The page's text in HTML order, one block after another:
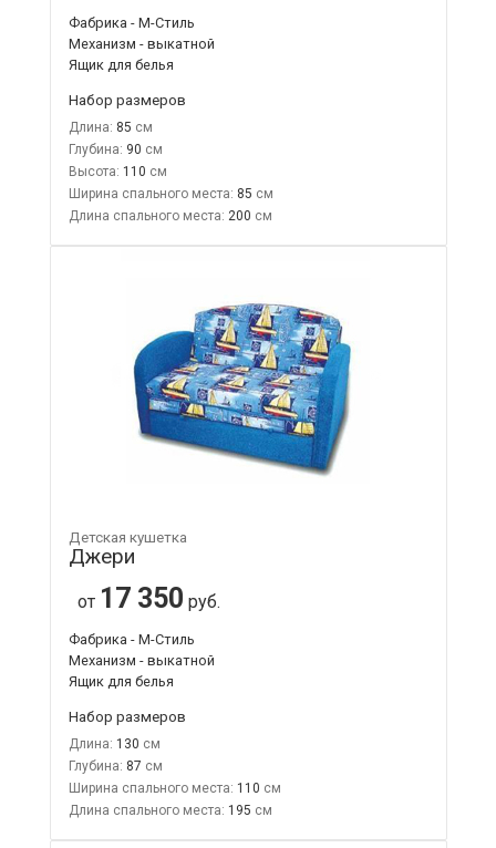
Фабрика - М-Стиль
Механизм - выкатной
Ящик для белья
Набор размеров
Длина: 85
Глубина: 90
Высота: 110
Ширина спального места: 85
Длина спального места: 200
Детская кушетка
Джери
от 17 350 руб.
Фабрика - М-Стиль
Механизм - выкатной
Ящик для белья
Набор размеров
Длина: 130
Глубина: 87
Ширина спального места: 110
Длина спального места: 195